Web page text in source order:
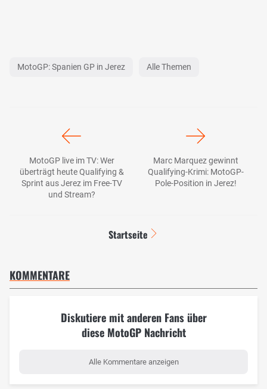
MotoGP: Spanien GP in Jerez Alle Themen
MotoGP live im TV: Wer
überträgt heute Qualifying &
Sprint aus Jerez im Free-TV
und Stream?
Marc Marquez gewinnt
Qualifying-Krimi: MotoGP-
Pole-Position in Jerez!
Startseite
KOMMENTARE
Diskutiere mit anderen Fans über
diese MotoGP Nachricht
Alle Kommentare anzeigen